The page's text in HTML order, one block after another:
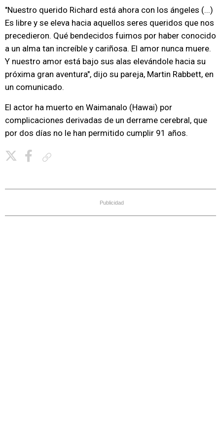
"Nuestro querido Richard está ahora con los ángeles (...)
Es libre y se eleva hacia aquellos seres queridos que nos
precedieron. Qué bendecidos fuimos por haber conocido
a un alma tan increíble y cariñosa. El amor nunca muere.
Y nuestro amor está bajo sus alas elevándole hacia su
próxima gran aventura", dijo su pareja, Martin Rabbett, en
un comunicado.
El actor ha muerto en Waimanalo (Hawai) por
complicaciones derivadas de un derrame cerebral, que
por dos días no le han permitido cumplir 91 años.
Publicidad